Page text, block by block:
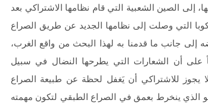
إلى الصين الشعبية التي قام نظامها الاشتراكي بعد
التي وصلت إلى نظامها الجديد عن طريق الصراع
إلى جانب ما قدمنا به لهذا البحث من واقع الغرب،
على أن الشعارات التي يطرحها النضال في سبيل
يجوز للاشتراكي أن يَغفل لحظة عن طبيعة الصراع
الذي ينخرط بعمق في الصراع الطبقي لتكون مهمته